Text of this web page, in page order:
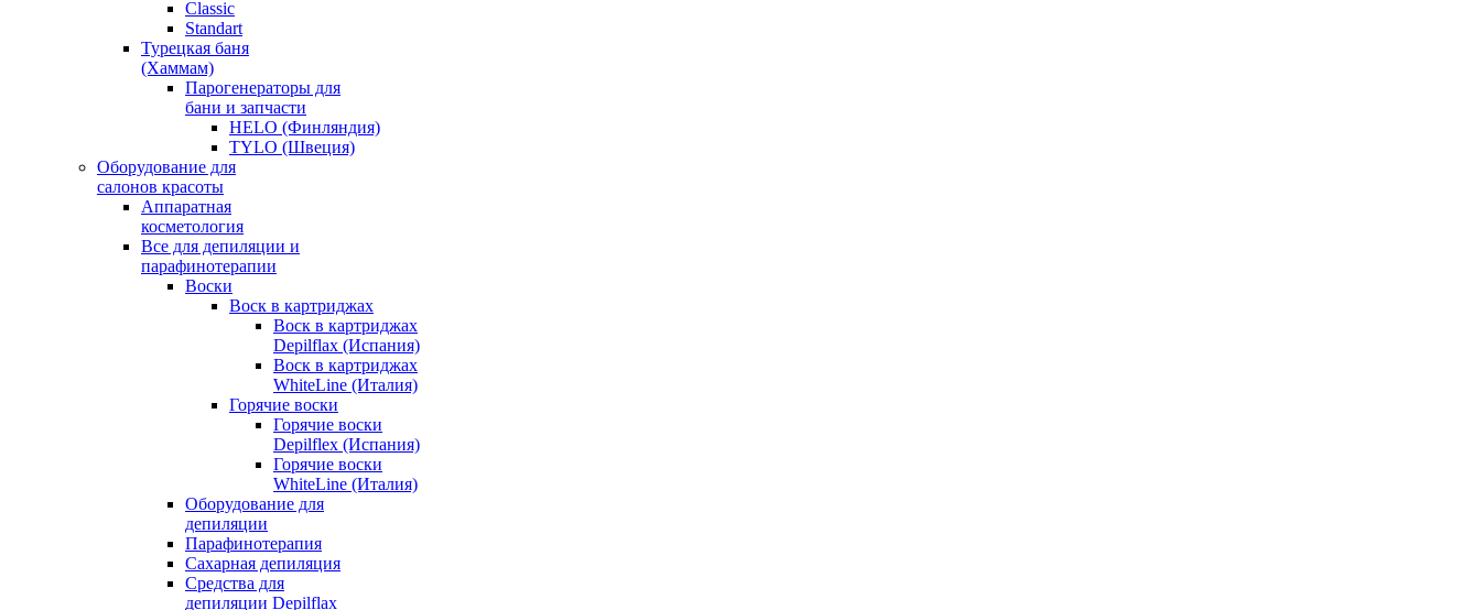
Classic
Standart
Турецкая баня
(Хаммам)
Парогенераторы для
бани и запчасти
HELO (Финляндия)
TYLO (Швеция)
Оборудование для
салонов красоты
Аппаратная
косметология
Все для депиляции и
парафинотерапии
Воски
Воск в картриджах
Воск в картриджах
Depilflax (Испания)
Воск в картриджах
WhiteLine (Италия)
Горячие воски
Горячие воски
Depilflex (Испания)
Горячие воски
WhiteLine (Италия)
Оборудование для
депиляции
Парафинотерапия
Сахарная депиляция
Средства для
депиляции Depilflax